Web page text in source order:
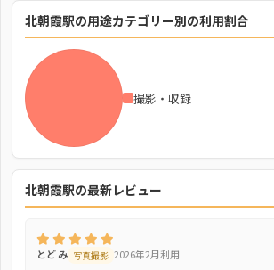
北朝霞駅の用途カテゴリー別の利用割合
撮影・収録
北朝霞駅の最新レビュー
とど み 写真撮影 2026年2月利用